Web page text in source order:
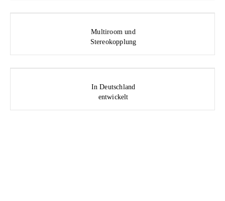
Multiroom und
Stereokopplung
In Deutschland
entwickelt